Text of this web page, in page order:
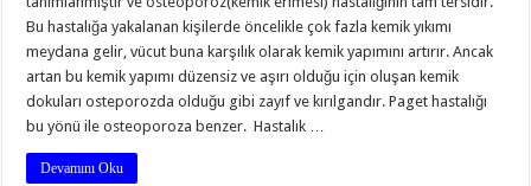
Bu hastalığa yakalanan kişilerde öncelikle çok fazla kemik yıkımı
meydana gelir, vücut buna karşılık olarak kemik yapımını artırır. Ancak
artan bu kemik yapımı düzensiz ve aşırı olduğu için oluşan kemik
dokuları osteporozda olduğu gibi zayıf ve kırılgandır. Paget hastalığı
bu yönü ile osteoporoza benzer. Hastalık …
Devamını Oku